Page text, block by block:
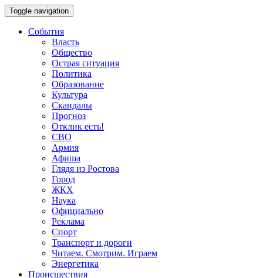
Toggle navigation
События
Власть
Общество
Острая ситуация
Политика
Образование
Культура
Скандалы
Прогноз
Отклик есть!
СВО
Армия
Афиша
Глядя из Ростова
Город
ЖКХ
Наука
Официально
Реклама
Спорт
Транспорт и дороги
Читаем. Смотрим. Играем
Энергетика
Происшествия